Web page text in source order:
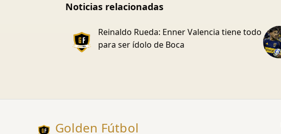
Noticias relacionadas
Reinaldo Rueda: Enner Valencia tiene todo
para ser ídolo de Boca
Golden Fútbol